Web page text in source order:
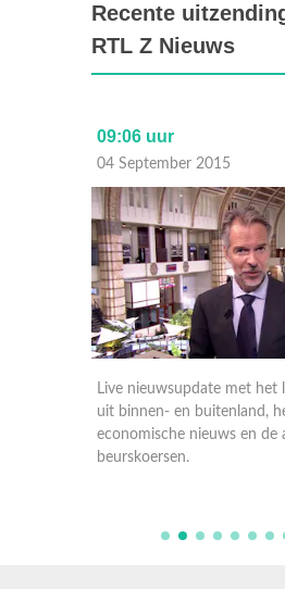
Recente
RTL Z Nieuws
09:06 uur
04 September 2015
Live nieuwsupdate met het
uit binnen- en buitenland,
economische nieuws en de
beurskoersen.